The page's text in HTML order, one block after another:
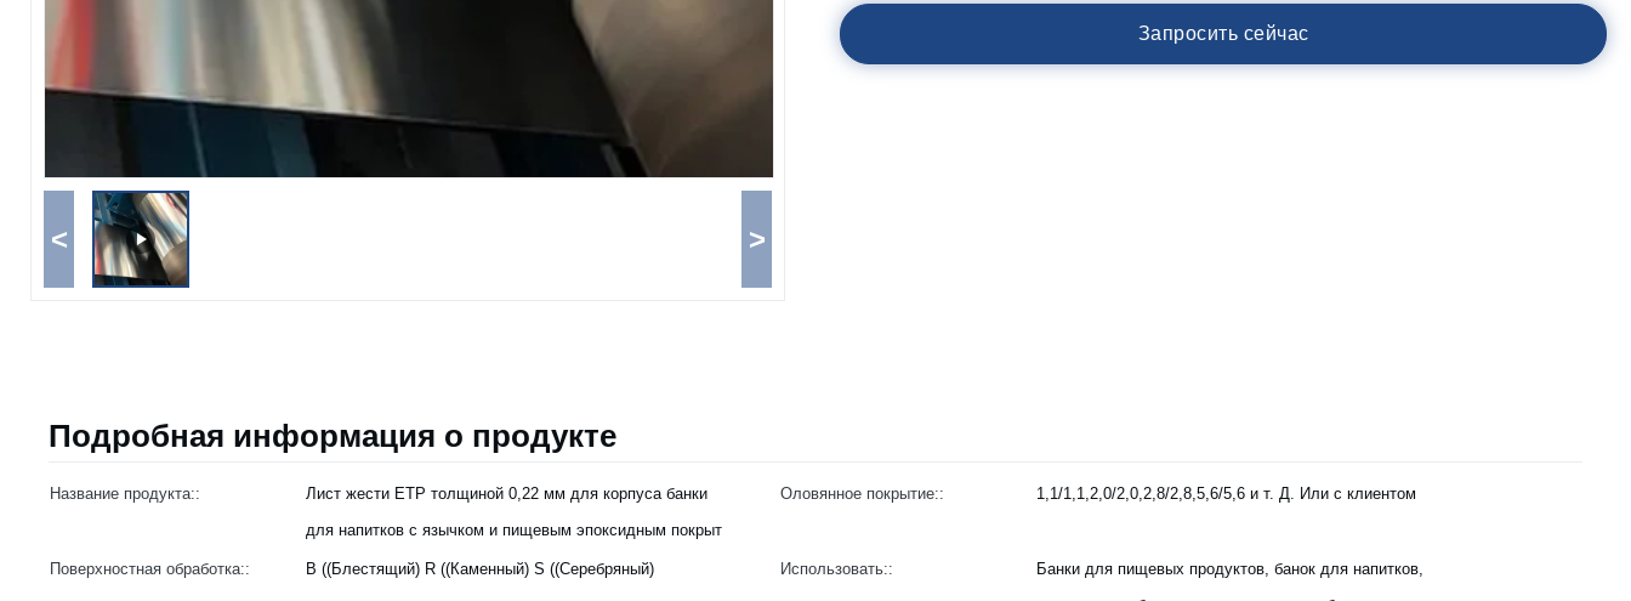
< >
Запросить сейчас
Подробная информация о продукте
Название продукта::
Лист жести ETP толщиной 0,22 мм для корпуса банки
для напитков с язычком и пищевым эпоксидным покрыт
Оловянное покрытие:: 1,1/1,1,2,0/2,0,2,8/2,8,5,6/5,6 и т. Д. Или с клиентом
Поверхностная обработка:: B ((Блестящий) R ((Каменный) S ((Серебряный) Использовать::
Банки для пищевых продуктов, банок для напитков,